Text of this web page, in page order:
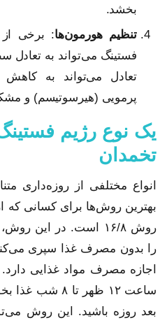
بخشد.
تنظیم هورمون‌ها: برخی از
فستینگ می‌تواند به تعادل
تعادل می‌تواند به کاهش
پرمویی (هیرسوتیسم) و
یک نوع رژیم
تخمدان
انواع مختلفی از روزه‌داری
بهترین روش‌ها برای کسانی که
اجازه مصرف مواد غذایی دارد.
بعد روزه باشید. این روش